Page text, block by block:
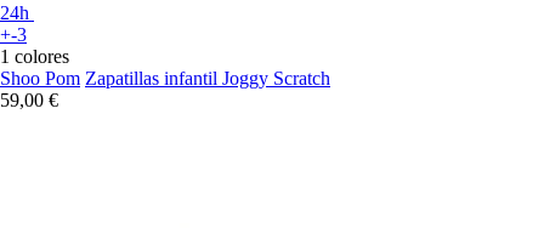
24h
+-3
1 colores
Shoo Pom Zapatillas infantil Joggy Scratch
59,00 €